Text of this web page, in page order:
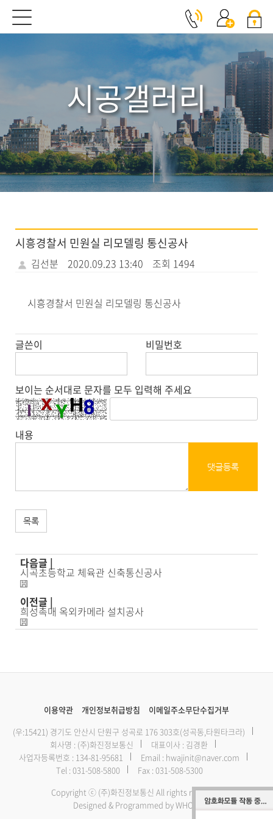
시공갤러리
시흥경찰서 민원실 리모델링 통신공사
김선분 2020.09.23 13:40 조회 1494
시흥경찰서 민원실 리모델링 통신공사
글쓴이 비밀번호
보이는 순서대로 문자를 모두 입력해 주세요
내용
댓글등록
목록
다음글 |
시곡초등학교 체육관 신축통신공사
이전글 |
희성촉매 옥외카메라 설치공사
이용약관 개인정보취급방침
이메일주소무단수집거부
(우:15421) 경기도 안산시 단원구 성곡로 176 303호(성곡동,타원타크라)
회사명 : (주)화진정보통신
대표이사 : 김경환
사업자등록번호 : 134-81-95681
Email : hwajinit@naver.com
Tel : 031-508-5800
Fax : 031-508-5300
Copyright ⓒ (주)화진정보통신 All rights reserved.
Designed & Programmed by WHOIS